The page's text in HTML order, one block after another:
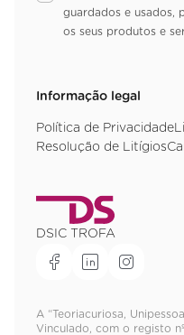
guardados e usados,
os seus produtos e
Informação legal
Política de Privacidade
Resolução de Litígios
DSIC TROFA
A “Teoriacuriosa,
Vinculado, com o registo